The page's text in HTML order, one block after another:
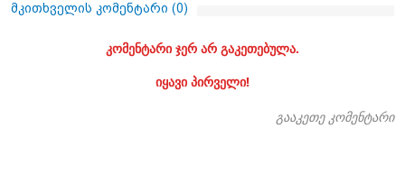
მკითხველის კომენტარი (0)
კომენტარი ჯერ არ გაკეთებულა.
იყავი პირველი!
გააკეთე კომენტარი